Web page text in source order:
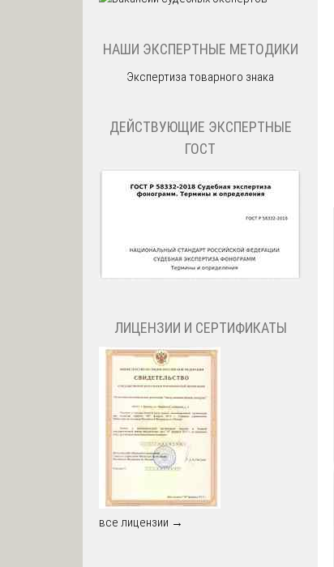
НАШИ ЭКСПЕРТНЫЕ МЕТОДИКИ
Экспертиза товарного знака
ДЕЙСТВУЮЩИЕ ЭКСПЕРТНЫЕ
ГОСТ
ЛИЦЕНЗИИ И СЕРТИФИКАТЫ
все лицензии →